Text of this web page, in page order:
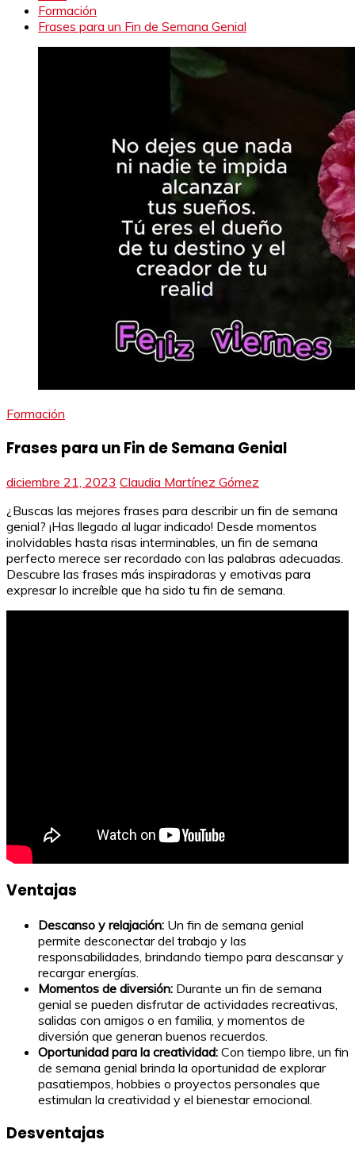
Formación
Frases para un Fin de Semana Genial
Formación
Frases para un Fin de Semana Genial
diciembre 21, 2023 Claudia Martínez Gómez
¿Buscas las mejores frases para describir un fin de semana
genial? ¡Has llegado al lugar indicado! Desde momentos
inolvidables hasta risas interminables, un fin de semana
perfecto merece ser recordado con las palabras adecuadas.
Descubre las frases más inspiradoras y emotivas para
expresar lo increíble que ha sido tu fin de semana.
Ventajas
Descanso y relajación: Un fin de semana genial
permite desconectar del trabajo y las
responsabilidades, brindando tiempo para descansar y
recargar energías.
Momentos de diversión: Durante un fin de semana
genial se pueden disfrutar de actividades recreativas,
salidas con amigos o en familia, y momentos de
diversión que generan buenos recuerdos.
Oportunidad para la creatividad: Con tiempo libre, un fin
de semana genial brinda la oportunidad de explorar
pasatiempos, hobbies o proyectos personales que
estimulan la creatividad y el bienestar emocional.
Desventajas